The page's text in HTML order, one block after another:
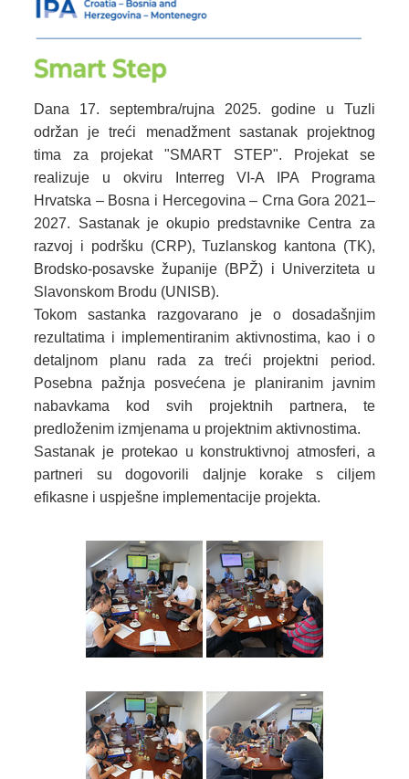
Dana 17. septembra/rujna 2025. godine u Tuzli
održan je treći menadžment sastanak projektnog
tima za projekat "SMART STEP". Projekat se
realizuje u okviru Interreg VI-A IPA Programa
Hrvatska – Bosna i Hercegovina – Crna Gora 2021–
2027. Sastanak je okupio predstavnike Centra za
razvoj i podršku (CRP), Tuzlanskog kantona (TK),
Brodsko-posavske županije (BPŽ) i Univerziteta u
Slavonskom Brodu (UNISB).
Tokom sastanka razgovarano je o dosadašnjim
rezultatima i implementiranim aktivnostima, kao i o
detaljnom planu rada za treći projektni period.
Posebna pažnja posvećena je planiranim javnim
nabavkama kod svih projektnih partnera, te
predloženim izmjenama u projektnim aktivnostima.
Sastanak je protekao u konstruktivnoj atmosferi, a
partneri su dogovorili daljnje korake s ciljem
efikasne i uspješne implementacije projekta.